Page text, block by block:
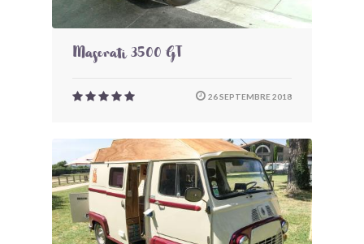
Maserati 3500 GT
26 SEPTEMBRE 2018